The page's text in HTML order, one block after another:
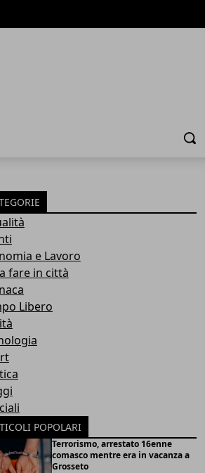
Cerca
e Lavoro
fare in città
Libero
POPOLARI
Terrorismo, arrestato 16enne
comasco mentre era in vacanza a
Grosseto